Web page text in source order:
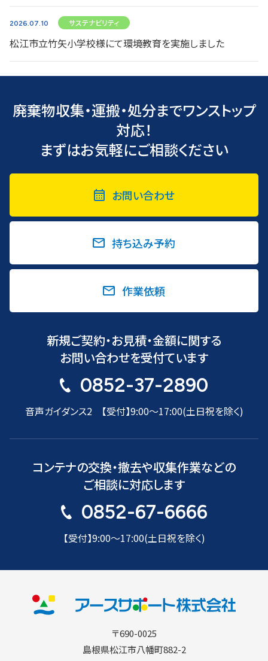
2026.07.10 サステナビリティ
松江市立竹矢小学校様にて環境教育を実施しました
廃棄物収集・運搬・処分までワンストップ
対応！
まずはお気軽にご相談ください
お問い合わせ
持ち込み予約
作業依頼
新規ご契約・お見積・金額に関する
お問い合わせを受付ています
0852-37-2890
音声ガイダンス2 【受付】9:00〜17:00(土日祝を除く)
コンテナの交換・撤去や収集作業などの
ご相談に対応します
0852-67-6666
【受付】9:00〜17:00(土日祝を除く)
〒690-0025
島根県松江市八幡町882-2